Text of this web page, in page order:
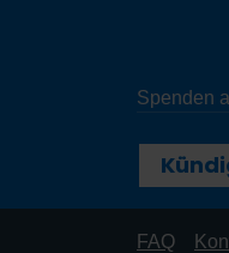
Spenden
FAQ